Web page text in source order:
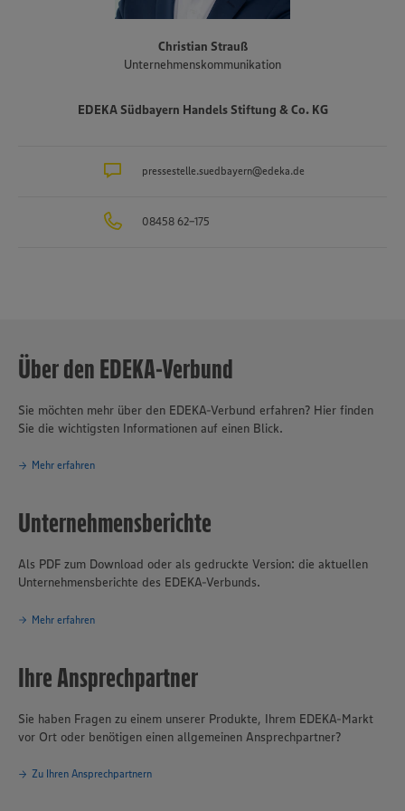
Eigenregie. Mit TRINKGUT verfügt die EDEKA Südbayern außerdem
Christian Strauß
Unternehmenskommunikation
EDEKA Südbayern Handels Stiftung & Co. KG
pressestelle.suedbayern@edeka.de
08458 62-175
Über den EDEKA-Verbund
Sie möchten mehr über den EDEKA-Verbund erfahren? Hier finden
Sie die wichtigsten Informationen auf einen Blick.
Mehr erfahren
Unternehmensberichte
Als PDF zum Download oder als gedruckte Version: die aktuellen
Unternehmensberichte des EDEKA-Verbunds.
Mehr erfahren
Ihre Ansprechpartner
Sie haben Fragen zu einem unserer Produkte, Ihrem EDEKA-Markt
vor Ort oder benötigen einen allgemeinen Ansprechpartner?
Zu Ihren Ansprechpartnern